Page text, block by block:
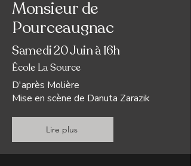
Monsieur de
Pourceaugnac
Samedi 20 Juin à 16h
École La Source
D'après Molière
Mise en scène de Danuta Zarazik
Lire plus